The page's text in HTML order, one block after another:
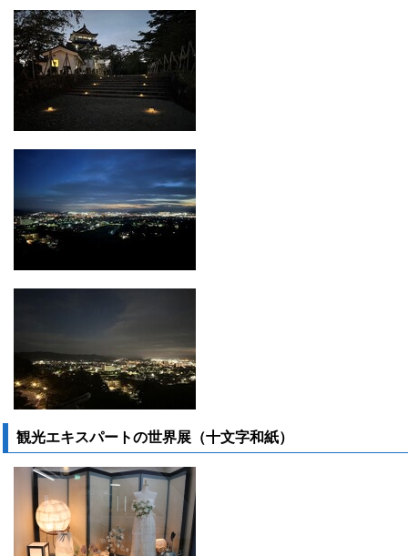
観光エキスパートの世界展（十文字和紙）